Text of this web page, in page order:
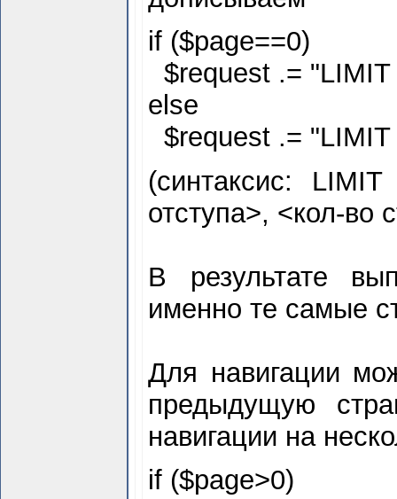
if ($page==0)
$request .= "LIMIT
else
$request .=
(синтаксис:
отступа>, <кол-во
В результате
именно те самые
Для навигации
предыдущую
навигации на
if ($page>0)